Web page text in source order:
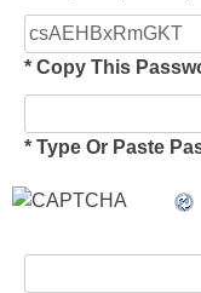
* Copy This
* Type Or Paste